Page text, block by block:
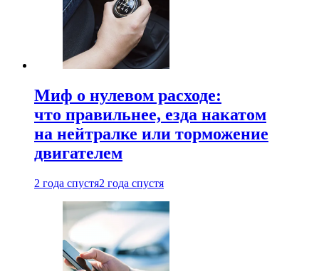
Миф о нулевом расходе:
что правильнее, езда накатом
на нейтралке или торможение
двигателем
2 года спустя2 года спустя